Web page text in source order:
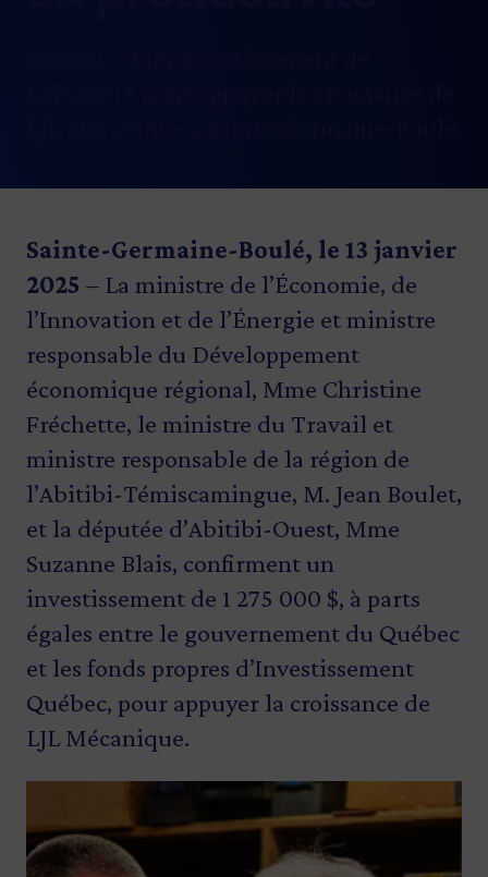
Sainte-Germaine-Boulé, le 13 janvier
2025 – La ministre de l’Économie, de
l’Innovation et de l’Énergie et ministre
responsable du Développement
économique régional, Mme Christine
Fréchette, le ministre du Travail et
ministre responsable de la région de
l’Abitibi-Témiscamingue, M. Jean Boulet,
et la députée d’Abitibi-Ouest, Mme
Suzanne Blais, confirment un
investissement de 1 275 000 $, à parts
égales entre le gouvernement du Québec
et les fonds propres d’Investissement
Québec, pour appuyer la croissance de
LJL Mécanique.